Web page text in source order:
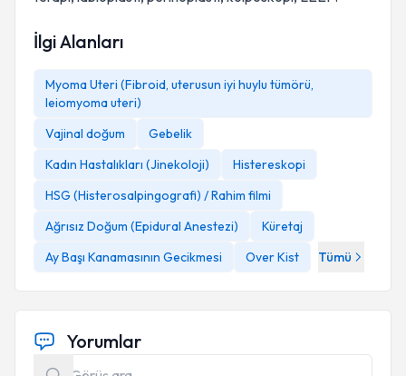
İlgi Alanları
Myoma Uteri (Fibroid, uterusun iyi huylu tümörü,
leiomyoma uteri)
Vajinal doğum
Gebelik
Kadın Hastalıkları (Jinekoloji)
Histereskopi
HSG (Histerosalpingografi) / Rahim filmi
Ağrısız Doğum (Epidural Anestezi)
Küretaj
Ay Başı Kanamasının Gecikmesi
Over Kist Tümü
Yorumlar